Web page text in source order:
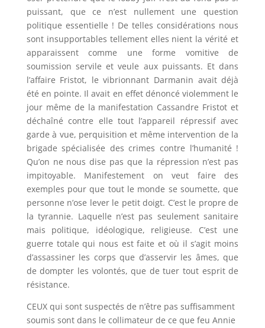
puissant, que ce n’est nullement une question
politique essentielle ! De telles considérations nous
sont insupportables tellement elles nient la vérité et
apparaissent comme une forme vomitive de
soumission servile et veule aux puissants. Et dans
l’affaire Fristot, le vibrionnant Darmanin avait déjà
été en pointe. Il avait en effet dénoncé violemment le
jour même de la manifestation Cassandre Fristot et
déchaîné contre elle tout l’appareil répressif avec
garde à vue, perquisition et même intervention de la
brigade spécialisée des crimes contre l’humanité !
Qu’on ne nous dise pas que la répression n’est pas
impitoyable. Manifestement on veut faire des
exemples pour que tout le monde se soumette, que
personne n’ose lever le petit doigt. C’est le propre de
la tyrannie. Laquelle n’est pas seulement sanitaire
mais politique, idéologique, religieuse. C’est une
guerre totale qui nous est faite et où il s’agit moins
d’assassiner les corps que d’asservir les âmes, que
de dompter les volontés, que de tuer tout esprit de
résistance.
CEUX qui sont suspectés de n’être pas suffisamment
soumis sont dans le collimateur de ce que feu Annie